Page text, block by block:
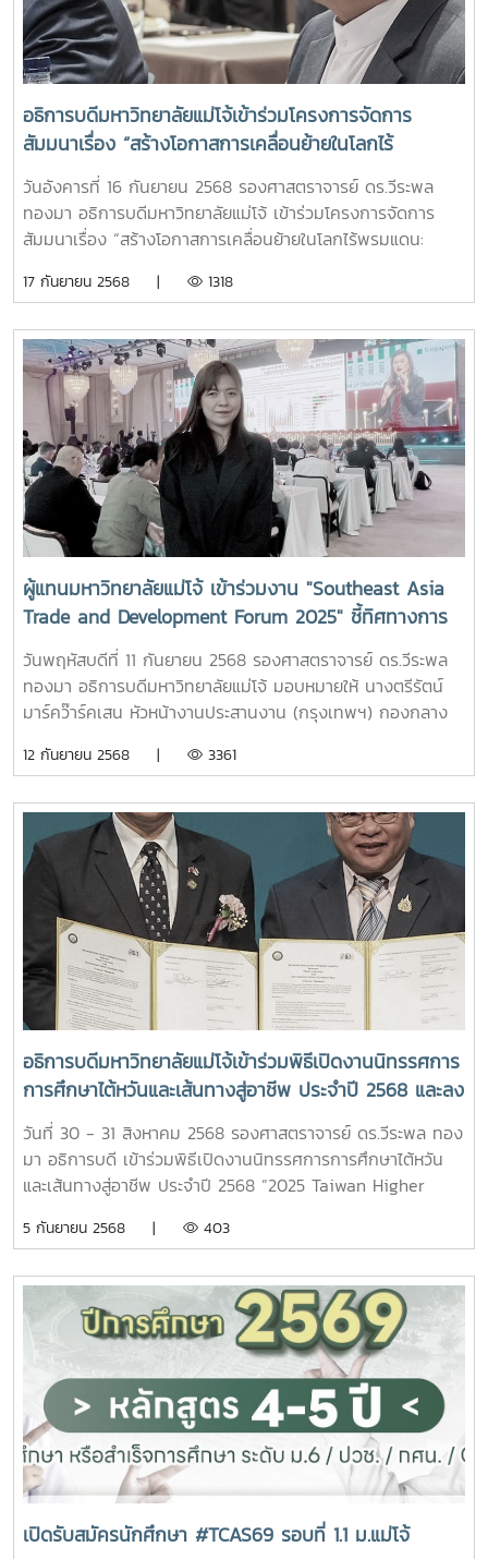
ภาคส่วน การนำ AI มาประยุกต์ใช้จะช่วยเพิ่มประสิทธิภาพ ลดขั้น
ตอนที่ซ้ำซ้อน ยกระดับคุณภาพการให้บริการ และช่วยให้การ
ทำงานมีความแม่นยำและมีความรวดเร็วยิ่งขึ้น รวมถึงกระทรวง
อว.ออกแนวปฏิบัติใหม่เกี่ยวกับการสอนด้านปัญญาประดิษฐ์ (AI)
ในระดับอุดมศึกษา พ.ศ. 2568 เพื่อยกระดับการพัฒนากำลังคน
ด้าน AI ตามนโยบายดิจิทัลของประเทศ พัฒนาแพลตฟอร์มการ
เรียนรู้ด้าน AI และนำไปประยุกต์ใช้ในกระบวนการทำงานใน
องค์กรหน่วยงานภาครัฐและเอกชน
ศาสตราจารย์ สังกัดคณะวิทยาศาสตร์ 2.ผู้ช่วยศาสตราจารย์
ทุเรียน ทาเจริญ ตำแหน่ง ผู้ช่วยศาสตราจารย์ สังกัดคณะ
วิทยาศาสตร์ 3.นางพิทยา สุนทราวงศ์ ตำแหน่ง บรรณารักษ์
ชำนาญการพิเศษ สังกัดฝ่ายพัฒนาทรัพยากรสารสนเทศ สำนัก
หอสมุด ลูกจ้างประจำ จำนวน 1 ราย 1.นายสวาท ใจสักเสริญ
ตำแหน่ง พนักงานขับรถยนต์ ระดับ ส 2 สังกัดงานบริหารและ
ธุรการ สำนักวิจัยและส่งเสริมวิชาการการเกษตร พนักงาน
มหาวิทยาลัย จำนวน 24 ราย 1.รองศาสตราจารย์จักรพงษ์ พิมพ์
พิมล ตำแหน่ง รองศาสตราจารย์ สังกัดคณะวิศวกรรมและ
ตำแหน่ง รองศาสตราจารย์ สังกัดคณะผลิตกรรมการเกษตร 3.ผู้
ศาสตราจารย์ สังกัดคณะผลิตกรรม การเกษตร 4.นายรุ่งโรจน์
มณี ตำแหน่ง นักวิชาการเกษตรปฏิบัติการ สังกัด สำนักงาน
คณบดีคณะผลิตกรรมการเกษตร คณะผลิตกรรมการเกษตร
5.นายเขต ศรีพรรณ ตำแหน่ง หัวหน้างานบริการการศึกษาและ
กิจการนักศึกษา สำนักงานคณบดีคณะผลิตกรรมการเกษตร
คณะผลิตกรรมการเกษตร 6.อาจารย์กัญญา บุตราช ตำแหน่ง
อาจารย์ สังกัดคณะวิทยาศาสตร์ 7.ผู้ช่วยศาสตราจารย์ ดร.กระ
สินธุ์ หังสพฤกษ์ ตำแหน่ง ผู้ช่วยศาสตราจารย์ สังกัดคณะ
เทคโนโลยีการประมงและทรัพยากรทางน้ำ 8.นายสุฤทธิ์ สมบูรณ์
ชัย ตำแหน่ง นักวิชาการประมงชำนาญการ สังกัดงานบริการ
วิชาการและวิจัย คณะเทคโนโลยีการประมงและทรัพยากรทางน้ำ
9.นางนวนจันทร์ ทองมา ตำแหน่ง ผู้อำนวยการสำนักงานคณบดี
คณะพัฒนาการท่องเที่ยว สังกัด คณะพัฒนาการท่องเที่ยว 10.
ผู้ช่วยศาสตราจารย์ ดร.ปิยะพันธุ์ นันตา ตำแหน่ง ผู้ช่วย
ศาสตราจารย์ สังกัดคณะศิลปศาสตร์ 11. รองศาสตราจารย์
เศรษฐศาสตร์ 12. ผู้ช่วยศาสตราจารย์อัจฉรี เหมสันต์ ตำแหน่ง ผู้
ออกแบบสิ่งแวดล้อม 13. นางรัตนา กันตีโรจน์ ตำแหน่ง นัก
วิเคราะห์นโยบายและแผนชำนาญการพิเศษ สังกัด คณะพยาบาล
ศาสตร์ 14. นางณิชาพล บัวทอง ตำแหน่ง นักวิทยาศาสตร์ปฏิบัติ
การ สังกัดงานบริการการศึกษาและกิจการนักศึกษา
มหาวิทยาลัยแม่โจ้ – ชุมพร 15. นายธนวัฒน์ รอดขาว ตำแหน่ง
นักวิชาการเกษตรชำนาญการพิเศษ สังกัดงานปรับปรุงและขยาย
พันธุ์พืชและสัตว์ สำนักวิจัยและส่งเสริมวิชาการการเกษตร 16.
นางสาวฐิตารีย์ พรหมเศรษฐการ ตำแหน่ง ผู้ปฏิบัติงานบริหาร
ปฏิบัติงาน สังกัดฝ่ายพัฒนาการศึกษาและหลักสูตร สำนักบริหาร
และพัฒนาวิชาการ 17. นางธัญลักษณ์ อารยพิทยา ตำแหน่ง นัก
วิเคราะห์นโยบายและแผนชำนาญการ สังกัดงาน กองแผนงาน
สำนักงานมหาวิทยาลัย 18. นางสาวอนงค์ ไชยแก้ว ตำแหน่ง ผู้
ปฏิบัติงานบริหารปฏิบัติงาน สังกัด กองพัฒนานักศึกษา
สำนักงานมหาวิทยาลัย 19. นายอนุสรณ์ วิจารณ์ปรีชา ตำแหน่ง
นักวิชาการศึกษาปฏิบัติการ สังกัด กองส่งเสริมศิลปวัฒนธรรม
สำนักงานมหาวิทยาลัย 20. นายกฤษฎา ยศเดช ตำแหน่ง นัก
บริหารงานอาคารสถานที่ปฏิบัติการ สังกัด กองกายภาพและสิ่ง
แวดล้อม สำนักงานมหาวิทยาลัย 21. นายสมมิตร ทองยู ตำแหน่ง
ช่างเทคนิคปฏิบัติงาน สังกัดงานระบบสาธารณูปโภค กอง
กายภาพและสิ่งแวดล้อม สำนักงานมหาวิทยาลัย 22. นายปรีดา
ริณพัฒน์ ตำแหน่ง ช่างเทคนิคปฏิบัติงาน สังกัด กองกายภาพ
และสิ่งแวดล้อม สำนักงานมหาวิทยาลัย 23. นายทองคำ ธุงศรี
ตำแหน่ง พนักงานขับรถปฏิบัติงาน สังกัด กองกายภาพและสิ่ง
แวดล้อม สำนักงานมหาวิทยาลัย 24. นายพัลลภ ดวงบาล
ตำแหน่ง ผู้ปฏิบัติงานการเกษตรปฏิบัติงาน สังกัดฟาร์ม
มหาวิทยาลัย พนักงานส่วนงาน จำนวน 6 ราย 1.นายเกียรติยศ
บุญเรือง ตำแหน่ง ผู้ปฏิบัติงานการเกษตร สังกัด สำนักงาน
คณบดีคณะผลิตกรรมการเกษตร คณะผลิตกรรมการเกษตร
2.นายสถิตย์ ดวงดี ตำแหน่ง ผู้ปฏิบัติงานการเกษตร สังกัด
อธิการบดีมหาวิทยาลัยแม่โจ้เข้าร่วมโครงการจัดการ
สัมมนาเรื่อง “สร้างโอกาสการเคลื่อนย้ายในโลกไร้
พรมแดน: การเตรียมประเทศไทยสู่การรับรองคุณวุฒิการ
ศึกษาระดับภูมิภาคและระดับโลกของยูเนสโก” “Opening
Doors for Global Mobility: Preparing Thailand for
Qualifications Recognition”
วันอังคารที่ 16 กันยายน 2568 รองศาสตราจารย์ ดร.วีระพล
ทองมา อธิการบดีมหาวิทยาลัยแม่โจ้ เข้าร่วมโครงการจัดการ
สัมมนาเรื่อง “สร้างโอกาสการเคลื่อนย้ายในโลกไร้พรมแดน:
ภูมิภาคและระดับโลกของยูเนสโก” “Opening Doors for Global
Global Conventions on Qualifications Recognition” ซึ่งจัด
ขึ้นโดย กองการต่างประเทศ กระทรวงการอุดมศึกษา
วิทยาศาสตร์ วิจัยและนวัตกรรม (สป.อว.) ณ ห้องประชุมแมนดา
ริน โรงแรมแมนดาริน กรุงเทพมหานคร ในโอกาสนี้
ศาสตราจารย์ ดร.ศุภชัย ปทุมนากุล ปลัดกระทรวงการอุดมศึกษา
วิทยาศาสตร์ วิจัยและนวัตกรรม (อว.) เป็นประธานเปิดการ
สัมมนา “สร้างโอกาสการเคลื่อนย้ายในโลกไร้พรมแดน: การเตรี
ยมประเทศไทยสู่การรับรองคุณวุฒิการศึกษาระดับภูมิภาคและ
ระดับโลกของยูเนสโก (Opening Doors for Global Mobility:
Preparing Thailand for the Asia-Pacific and Global
Conventions on Qualifications Recognition)” มุ่งสร้าง
ความรู้ความเข้าใจในหลักการสำคัญและประโยชน์ของ อนุสัญญา
ว่าด้วยการรับรองคุณวุฒิระดับอุดมศึกษาของภูมิภาคเอเชีย
แปซิฟิก (Tokyo Convention) และ อนุสัญญาโลกว่าด้วยการ
รับรองคุณวุฒิระดับอุดมศึกษา (Global Convention) โดยมี
Bangkok and Office for UN Coordination for Asia and
ผู้ทรงคุณวุฒิจากไทยและต่างประเทศ ข้าราชการ และผู้แทนหน่วย
งานที่เกี่ยวข้องเข้าร่วมอย่างคับคั่ง รัฐบาลได้กำหนดการพัฒนา
อุดมศึกษาสู่ความเป็นสากลเป็นวาระแห่งชาติ เพื่อเสริมสร้างขีด
ความสามารถในการแข่งขัน ขับเคลื่อนนวัตกรรม และพัฒนา
ประเทศอย่างยั่งยืน การผลักดันให้ประเทศไทยเข้าร่วมและให้
สัตยาบันอนุสัญญาโตเกียวและอนุสัญญาโลก จึงถือเป็นก้าวย่าง
เชิงยุทธศาสตร์ที่ไม่เพียงสะท้อนถึงความมุ่งมั่นในการรักษา
มาตรฐานการศึกษาระดับโลก แต่ยังทำให้ไทยเป็นส่วนหนึ่งของ
เครือข่ายศูนย์กลางการศึกษานานาชาติ ปลัดกระทรวง อว. กล่าว
ต่อว่า การให้สัตยาบันอนุสัญญาทั้งสองฉบับนี้จะนำมาซึ่งประโยชน์
สำคัญ ได้แก่ การเปิดโอกาสให้นักศึกษา นักวิจัย และคณาจารย์
ไทยสามารถเคลื่อนย้ายและแลกเปลี่ยนความรู้ข้ามพรมแดนได้
อย่างสะดวกมากขึ้น เกิดการยกระดับความเชื่อมั่นในคุณวุฒิการ
ศึกษาของไทยในเวทีสากล และการส่งเสริมความร่วมมือด้าน
วิชาการและการวิจัยกับนานาประเทศ ซึ่งสอดคล้องกับ เป้าหมาย
คุณภาพ เท่าเทียม และทั่วถึงข่าว/ภาพ : งานประสานงาน
17 กันยายน 2568 | 1318
ผู้แทนมหาวิทยาลัยแม่โจ้ เข้าร่วมงาน "Southeast Asia
Trade and Development Forum 2025" ชี้ทิศทางการ
ค้าโลกที่ไทยต้องรู้ ณ โรงแรมดุสิตธานี กรุงเทพฯ
วันพฤหัสบดีที่ 11 กันยายน 2568 รองศาสตราจารย์ ดร.วีระพล
ทองมา อธิการบดีมหาวิทยาลัยแม่โจ้ มอบหมายให้ นางตรีรัตน์
มาร์คว๊าร์คเสน หัวหน้างานประสานงาน (กรุงเทพฯ) กองกลาง
and Development Forum 2025" ชี้ทิศทางการค้าโลกที่ไทย
พัฒนา (องค์การมหาชน) ณ โรงแรมดุสิตธานี กรุงเทพฯโดย
สถาบันระหว่างประเทศเพื่อการค้าและการพัฒนา (องค์การ
มหาชน) หรือ ITD เปิดเวทีสัมมนาระดับภูมิภาค “Southeast
Asia Trade and Development Forum 2025” ภายใต้หัวข้อ
“The Changing Realities of International Trade” ระดม
สมองจากผู้เชี่ยวชาญระดับโลก นักเศรษฐศาสตร์ ผู้กำหนด
นโยบาย และภาคธุรกิจไทย-อาเซียน เพื่อชี้ทิศทางการค้าโลกและ
วางกลยุทธ์รับมือความผันผวนทางเศรษฐกิจที่ทวีความซับซ้อน
ภายในงานผู้ร่วมเสวนาเน้นย้ำถึงบทบาทสำคัญของอาเซียนในการ
เป็นกลไกกลาง ท่ามกลางความเสี่ยงด้านภูมิรัฐศาสตร์ เศรษฐกิจ
ดิจิทัล การกีดกันทางการค้า และมาตรการด้านสิ่งแวดล้อมที่เข้ม
ข้นขึ้น พร้อมเสนอแนวทางเชิงนโยบายเพื่อเสริมภูมิคุ้มกันทาง
เศรษฐกิจ – เชื่อมผู้ประกอบการไทยสู่ตลาดภูมิภาคและโลก โดย
ได้รับเกียรติจาก ศ.ดร.สมคิด เลิศไพฑูรย์ ประธานกรรมการ
สถาบันระหว่างประเทศเพื่อการค้าและการพัฒนาเป็นประธานเปิด
12 กันยายน 2568 | 3361
อธิการบดีมหาวิทยาลัยแม่โจ้เข้าร่วมพิธีเปิดงานนิทรรศการ
การศึกษาไต้หวันและเส้นทางสู่อาชีพ ประจำปี 2568 และลง
นามความร่วมมือด้านวิชาการด้านการศึกษากับ
มหาวิทยาลัยในไต้หวัน
วันที่ 30 - 31 สิงหาคม 2568 รองศาสตราจารย์ ดร.วีระพล ทอง
มา อธิการบดี เข้าร่วมพิธีเปิดงานนิทรรศการการศึกษาไต้หวัน
และเส้นทางสู่อาชีพ ประจำปี 2568 ”2025 Taiwan Higher
วน์ฮอลล์ ฮอลล์ 1 ชั้น 5 สามย่านมิตรทาวน์ กรุงเทพฯ ในการนี้
Talent Circulation Base (INTACT Base) ร่วมกับมหาวิทยาลัย
ในไต้หวัน National Pingtung University of Science and
Technology National, Chung Hsing University และ
National Sun Yat-sen University ซึ่งเป็นสถาบันการศึกษา
พันธมิตรมีความประสงค์ที่จะเสริมสร้างความสัมพันธ์และพัฒนา
กิจกรรมความร่วมมือด้านการศึกษา โดยตกลงที่จะทำงานร่วมกัน
เพื่อมุ่งสู่ความเป็นสากลของการศึกษาระดับอุดมศึกษาซึ่ง
ตระหนักถึงความสำคัญของการส่งเสริมความร่วมมือด้านการ
ศึกษาและอุตสาหกรรมระหว่างไต้หวันและไทย และส่งเสริมการ
พัฒนาบุคลากรที่มีความสามารถในระดับนานาชาติกิจกรรม
5 กันยายน 2568 | 403
เปิดรับสมัครนักศึกษา #TCAS69 รอบที่ 1.1 ม.แม่โจ้